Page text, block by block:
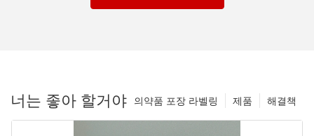
너는 좋아 할거야 해결책
제품
의약품 포장 라벨링